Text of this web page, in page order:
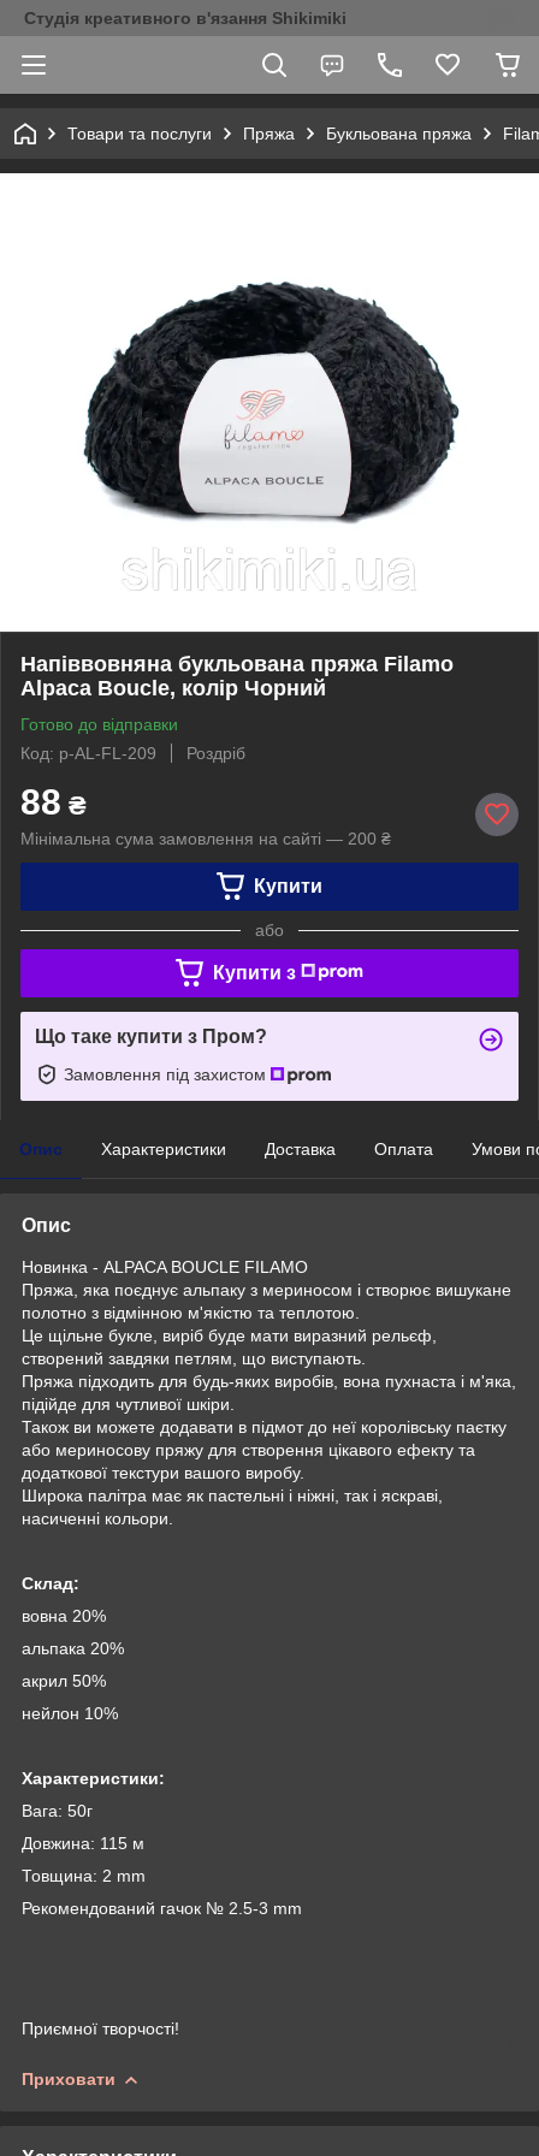
Студія креативного в'язання Shikimiki
Товари та послуги Пряжа Букльована пряжа
Напіввовняна букльована пряжа Filamo
Alpaca Boucle, колір Чорний
Готово до відправки
Код: p-AL-FL-209
Роздріб
88 ₴
Мінімальна сума замовлення на сайті — 200 ₴
Купити
або
Купити з
Що таке купити з Пром?
Замовлення під захистом
Опис Характеристики Доставка Оплата Умови
Опис
Новинка - ALPACA BOUCLE FILAMO
Пряжа, яка поєднує альпаку з мериносом і створює вишукане
полотно з відмінною м'якістю та теплотою.
Це щільне букле, виріб буде мати виразний рельєф,
створений завдяки петлям, що виступають.
Пряжа підходить для будь-яких виробів, вона пухнаста і м'яка,
підійде для чутливої шкіри.
Також ви можете додавати в підмот до неї королівську паєтку
або мериносову пряжу для створення цікавого ефекту та
додаткової текстури вашого виробу.
Широка палітра має як пастельні і ніжні, так і яскраві,
насиченні кольори.
Склад:
вовна 20%
альпака 20%
акрил 50%
нейлон 10%
Характеристики:
Вага: 50г
Довжина: 115 м
Товщина: 2 mm
Рекомендований гачок № 2.5-3 mm
Приємної творчості!
Приховати